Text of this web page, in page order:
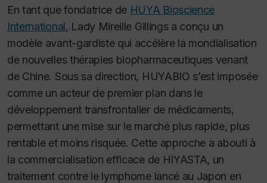
En tant que fondatrice de HUYA Bioscience
International, Lady Mireille Gillings a conçu un
modèle avant-gardiste qui accélère la mondialisation
de nouvelles thérapies biopharmaceutiques venant
de Chine. Sous sa direction, HUYABIO s’est imposée
comme un acteur de premier plan dans le
développement transfrontalier de médicaments,
permettant une mise sur le marché plus rapide, plus
rentable et moins risquée. Cette approche a abouti à
la commercialisation efficace de HIYASTA, un
traitement contre le lymphome lancé au Japon en